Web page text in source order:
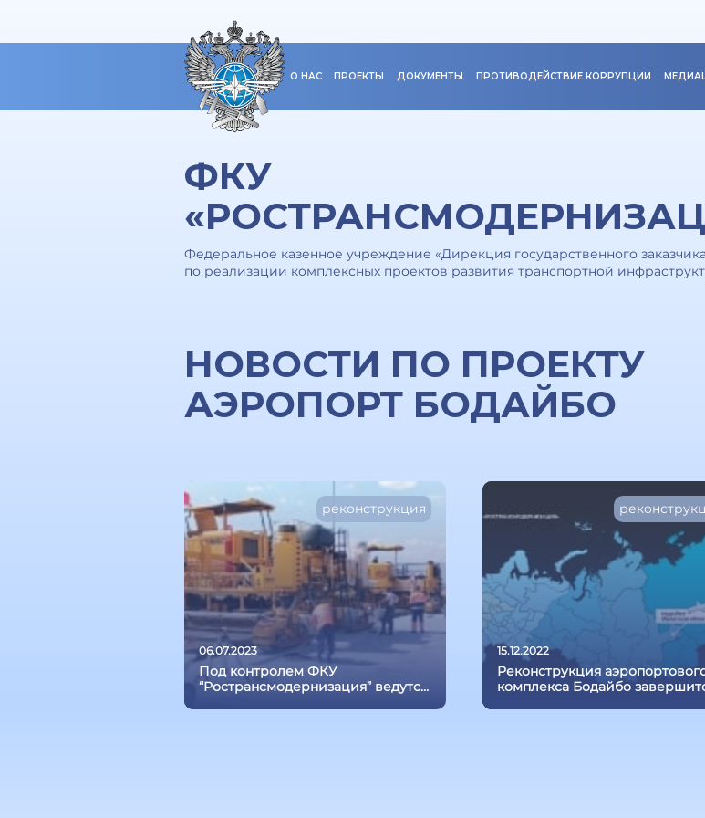
О НАС ПРОЕКТЫ ДОКУМЕНТЫ ПРОТИВОДЕЙСТВИЕ КОРРУПЦИИ
ФКУ
Федеральное казенное учреждение «Дирекция государственного заказчика
по реализации комплексных проектов развития транспортной
НОВОСТИ ПО ПРОЕКТУ
АЭРОПОРТ БОДАЙБО
реконструкция
06.07.2023
Под контролем ФКУ
“Ространсмодернизация” ведутся
15.12.2022
Реконструкция
комплекса Бодайбо